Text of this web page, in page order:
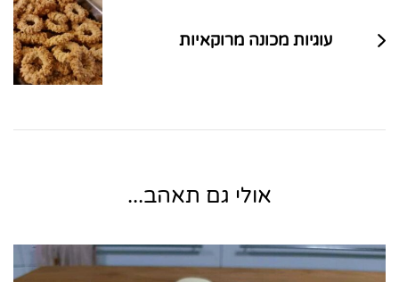
עוגיות מכונה מרוקאיות
אולי גם תאהב...